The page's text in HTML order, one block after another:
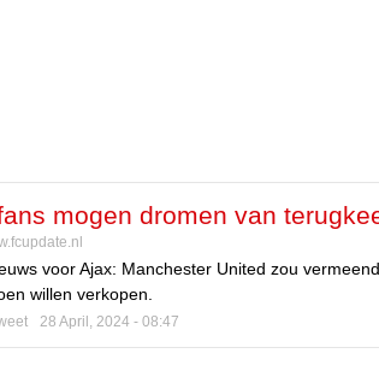
mogen dromen van
voor Ajax: Manchester United zou
willen verkopen.
28 April, 2024 - 08:47